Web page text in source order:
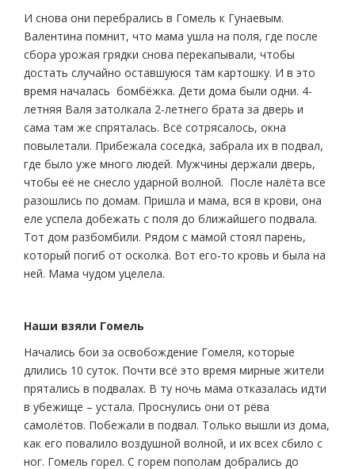
И снова они перебрались в Гомель к Гунаевым.
Валентина помнит, что мама ушла на поля, где после
сбора урожая грядки снова перекапывали, чтобы
достать случайно оставшуюся там картошку. И в это
время началась бомбёжка. Дети дома были одни. 4-
летняя Валя затолкала 2-летнего брата за дверь и
сама там же спряталась. Всё сотрясалось, окна
повылетали. Прибежала соседка, забрала их в подвал,
где было уже много людей. Мужчины держали дверь,
чтобы её не снесло ударной волной. После налёта все
разошлись по домам. Пришла и мама, вся в крови, она
еле успела добежать с поля до ближайшего подвала.
Тот дом разбомбили. Рядом с мамой стоял парень,
который погиб от осколка. Вот его-то кровь и была на
ней. Мама чудом уцелела.
Наши взяли Гомель
Начались бои за освобождение Гомеля, которые
длились 10 суток. Почти всё это время мирные жители
прятались в подвалах. В ту ночь мама отказалась идти
в убежище – устала. Проснулись они от рёва
самолётов. Побежали в подвал. Только вышли из дома,
как его повалило воздушной волной, и их всех сбило с
ног. Гомель горел. С горем пополам добрались до